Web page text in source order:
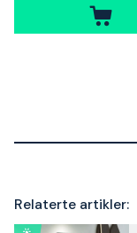
Relaterte artikler: